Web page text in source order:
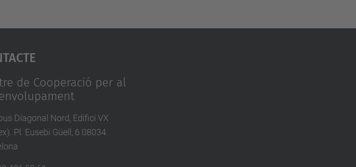
de Cooperació per al
Diagonal Nord, Edifici VX
Pl. Eusebi Güell, 6 08034